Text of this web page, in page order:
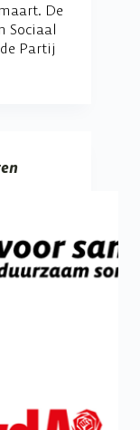
De
Sociaal
Partij